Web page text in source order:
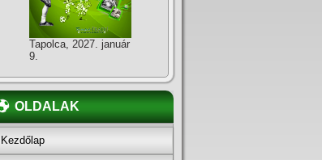
Tapolca, 2027. január
9.
OLDALAK
Kezdőlap